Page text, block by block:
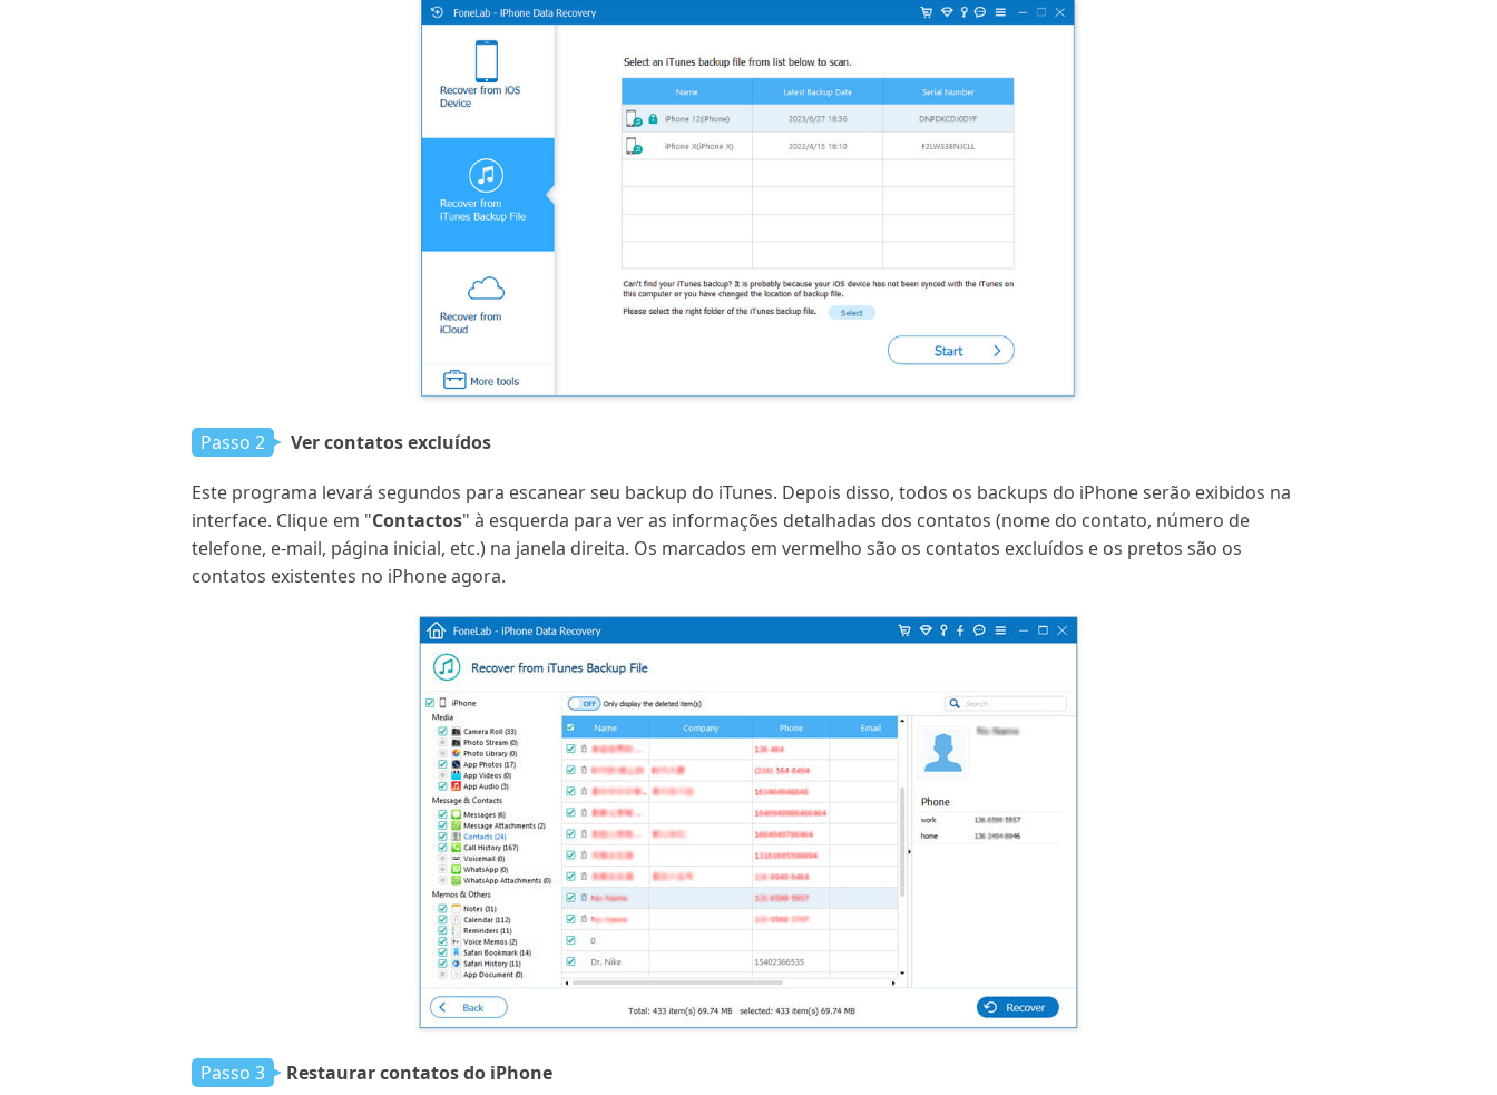
Passo 2 Ver contatos excluídos
Este programa levará segundos para escanear seu backup do iTunes. Depois disso, todos os backups do iPhone serão exibidos na
interface. Clique em "Contactos" à esquerda para ver as informações detalhadas dos contatos (nome do contato, número de
telefone, e-mail, página inicial, etc.) na janela direita. Os marcados em vermelho são os contatos excluídos e os pretos são os
contatos existentes no iPhone agora.
Passo 3 Restaurar contatos do iPhone